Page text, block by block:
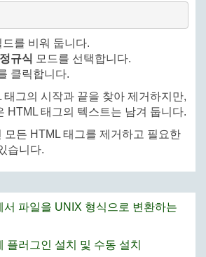
드를 비워 둡니다.
정규식 모드를 선택합니다.
클릭합니다.
태그의 시작과 끝을 찾아 제거하지만,
HTML 태그의 텍스트는 남겨 둡니다.
모든 HTML 태그를 제거하고 필요한
습니다.
서 파일을 UNIX 형식으로 변환하는
플러그인 설치 및 수동 설치